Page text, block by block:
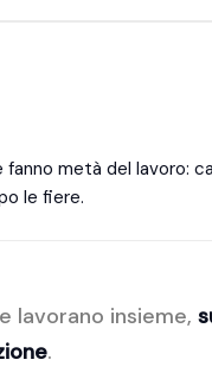
metà del lavoro:
le fiere.
lavorano insieme,
.